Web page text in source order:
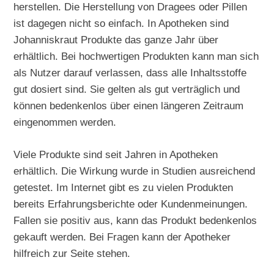
herstellen. Die Herstellung von Dragees oder Pillen
ist dagegen nicht so einfach. In Apotheken sind
Johanniskraut Produkte das ganze Jahr über
erhältlich. Bei hochwertigen Produkten kann man sich
als Nutzer darauf verlassen, dass alle Inhaltsstoffe
gut dosiert sind. Sie gelten als gut verträglich und
können bedenkenlos über einen längeren Zeitraum
eingenommen werden.
Viele Produkte sind seit Jahren in Apotheken
erhältlich. Die Wirkung wurde in Studien ausreichend
getestet. Im Internet gibt es zu vielen Produkten
bereits Erfahrungsberichte oder Kundenmeinungen.
Fallen sie positiv aus, kann das Produkt bedenkenlos
gekauft werden. Bei Fragen kann der Apotheker
hilfreich zur Seite stehen.